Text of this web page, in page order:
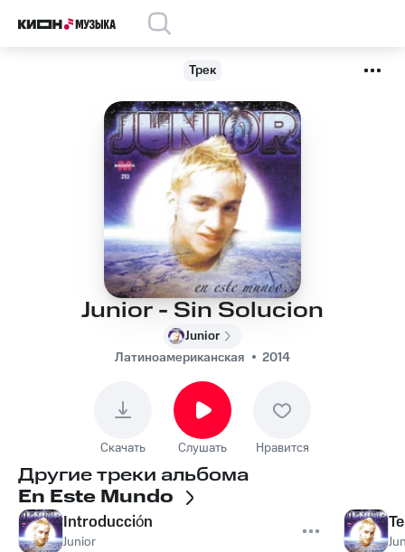
Трек
Junior - Sin Solucion
Junior
Латиноамериканская
2014
Скачать Слушать Нравится
Другие треки альбома
En Este Mundo
Introducción
Junior